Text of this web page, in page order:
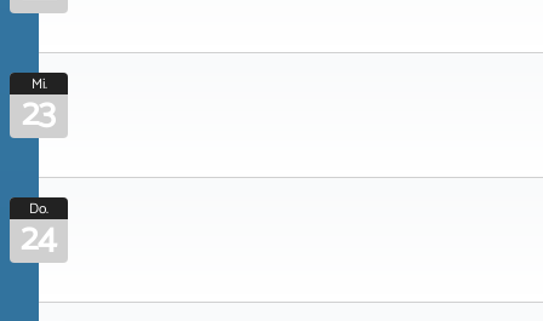
Mi.
23
Do.
24